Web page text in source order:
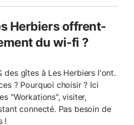
Herbiers offrent-
du wi-fi ?
des gîtes à Les Herbiers l'ont.
? Pourquoi choisir ? Ici
"Workations", visiter,
connecté. Pas besoin de
!